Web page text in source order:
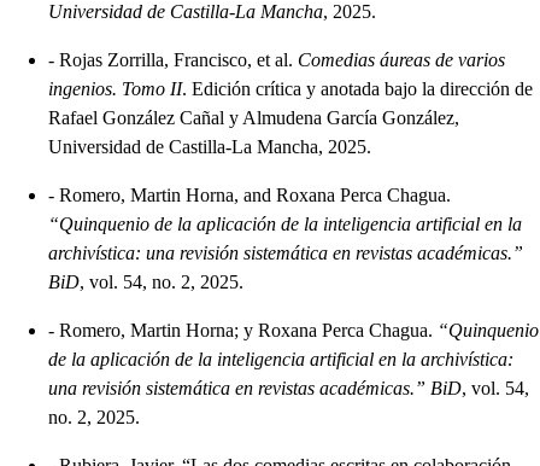
Universidad de Castilla-La Mancha, 2025.
- Rojas Zorrilla, Francisco, et al. Comedias áureas de varios
ingenios. Tomo II. Edición crítica y anotada bajo la dirección de
Rafael González Cañal y Almudena García González,
Universidad de Castilla-La Mancha, 2025.
- Romero, Martin Horna, and Roxana Perca Chagua.
“Quinquenio de la aplicación de la inteligencia artificial en la
archivística: una revisión sistemática en revistas académicas.”
BiD, vol. 54, no. 2, 2025.
- Romero, Martin Horna; y Roxana Perca Chagua. “Quinquenio
de la aplicación de la inteligencia artificial en la archivística:
una revisión sistemática en revistas académicas.” BiD, vol. 54,
no. 2, 2025.